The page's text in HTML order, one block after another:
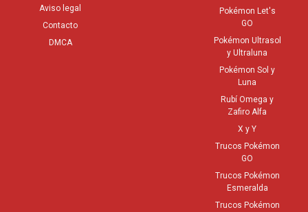
Aviso legal
Contacto
DMCA
Pokémon Let's
GO
Pokémon Ultrasol
y Ultraluna
Pokémon Sol y
Luna
Rubí Omega y
Zafiro Alfa
X y Y
Trucos Pokémon
GO
Trucos Pokémon
Esmeralda
Trucos Pokémon